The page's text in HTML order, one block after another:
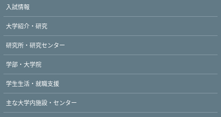
入試情報
大学紹介・研究
研究所・研究センター
学部・大学院
学生生活・就職支援
主な大学内施設・センター